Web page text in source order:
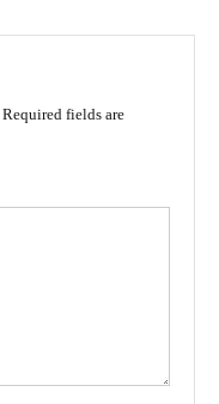
Required fields are